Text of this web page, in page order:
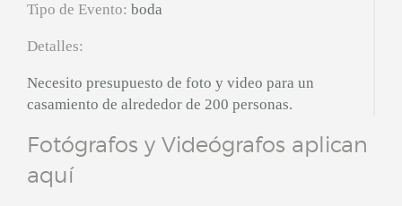
Tipo de Evento: boda
Detalles:
Necesito presupuesto de foto y video para un
casamiento de alrededor de 200 personas.
Fotógrafos y Videógrafos aplican
aquí